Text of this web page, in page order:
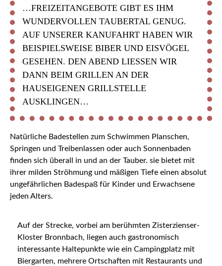
…FREIZEITANGEBOTE GIBT ES IHM
WUNDERVOLLEN TAUBERTAL GENUG.
AUF UNSERER KANUFAHRT HABEN WIR
BEISPIELSWEISE BIBER UND EISVÖGEL
GESEHEN. DEN ABEND LIESSEN WIR D
ANN BEIM GRILLEN AN DER H
AUSEIGENEN GRILLSTELLE A
USKLINGEN…
Natürliche Badestellen zum Schwimmen Planschen,
Springen und Treibenlassen oder auch Sonnenbaden
finden sich überall in und an der Tauber. sie bietet mit
ihrer milden Ströhmung und mäßigen Tiefe einen absolut
ungefährlichen Badespaß für Kinder und Erwachsene
jeden Alters.
Auf der Strecke, vorbei am berühmten Zisterzienser-
Kloster Bronnbach, liegen auch gastronomisch
interessante Haltepunkte wie ein Campingplatz mit
Biergarten, mehrere Ortschaften mit Restaurants und